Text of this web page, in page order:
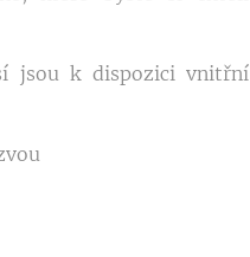
jsou k dispozici vnitřní